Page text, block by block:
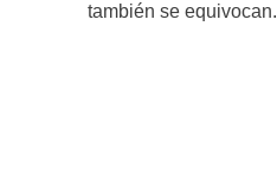
también se equivocan.